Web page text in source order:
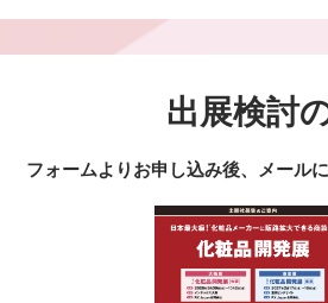
出展検討
フォームよりお申し込み後、メール